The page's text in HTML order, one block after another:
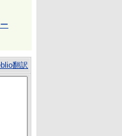
翻訳